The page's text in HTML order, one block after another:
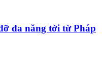
đa năng tới từ Pháp